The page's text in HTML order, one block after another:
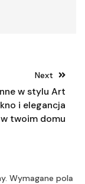
Next
w stylu Art
i elegancja
w twoim domu
Wymagane pola